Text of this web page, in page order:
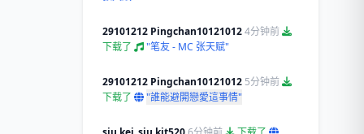
29101212 Pingchan101210124分钟前
下载了
"笔友 - MC 张天赋"
29101212 Pingchan10121012 5分钟前
下载了
"誰能避開戀愛這事情"